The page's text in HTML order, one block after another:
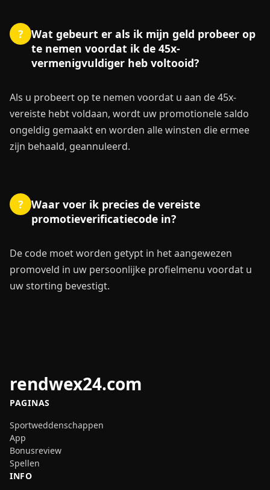
? Wat gebeurt er als ik mijn geld probeer op
te nemen voordat ik de 45x-
vermenigvuldiger heb voltooid?
Als u probeert op te nemen voordat u aan de 45x-
vereiste hebt voldaan, wordt uw promotionele saldo
ongeldig gemaakt en worden alle winsten die ermee
zijn behaald, geannuleerd.
? Waar voer ik precies de vereiste
promotieverificatiecode in?
De code moet worden getypt in het aangewezen
promoveld in uw persoonlijke profielmenu voordat u
uw storting bevestigt.
rendwex24.com
PAGINAS
Sportweddenschappen
App
Bonusreview
Spellen
INFO